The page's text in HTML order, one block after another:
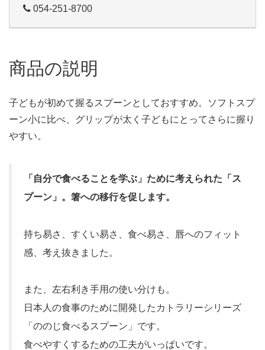
054-251-8700
商品の説明
子どもが初めて握るスプーンとしておすすめ。ソフトスプ
ーン小に比べ、グリップが太く子どもにとってさらに握り
やすい。
「自分で食べることを学ぶ」ために考えられた「ス
プーン」。箸への移行を促します。
持ち易さ、すくい易さ、食べ易さ、唇へのフィット
感、考え抜きました。
また、左右利き手用の使い分けも。
日本人の食事のために開発したカトラリーシリーズ
「ののじ食べるスプーン」です。
食べやすくするための工夫がいっぱいです。